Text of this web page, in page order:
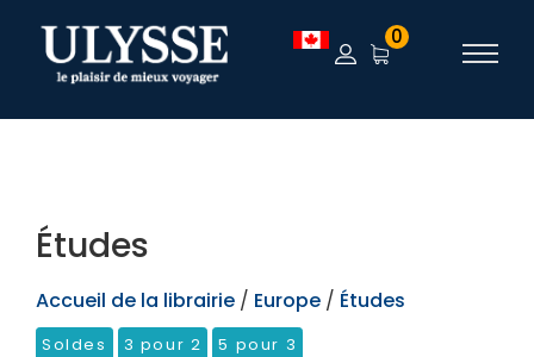
TEST 0
Études
Accueil de la librairie / Europe / Études
Soldes 3 pour 2
5 pour 3